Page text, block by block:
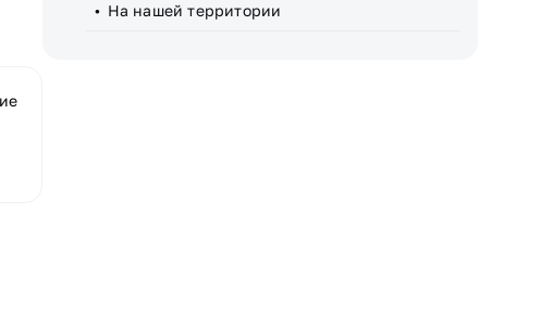
На нашей территории